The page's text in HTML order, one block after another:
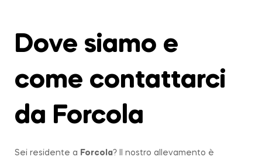
Dove siamo e
come contattarci
da Forcola
Sei residente a Forcola? Il nostro allevamento è